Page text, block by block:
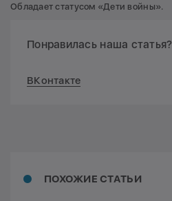
Обладает статусом «Дети войны».
Понравилась наша
ВКонтакте
ПОХОЖИЕ СТАТЬИ